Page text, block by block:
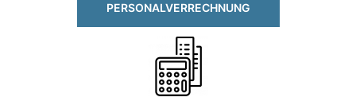
PERSONALVERRECHNUNG